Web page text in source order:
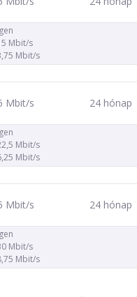
Mbit/s
Mbit/s
Mbit/s 24 hónap
Mbit/s
Mbit/s
Mbit/s 24 hónap
Mbit/s
Mbit/s